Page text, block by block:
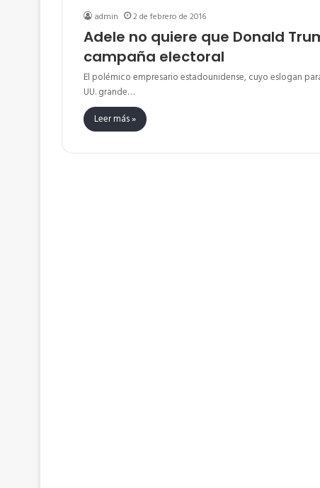
admin 2 de febrero de 2016
Adele no quiere que Donald
campaña electoral
El polémico empresario estadounidense, cuyo eslogan
UU. grande…
Leer más »